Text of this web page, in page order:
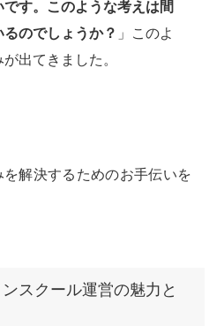
です。このような考えは間
るのでしょうか？ 」このよ
が出てきました。
解決するためのお手伝いを
スクール運営の魅力と